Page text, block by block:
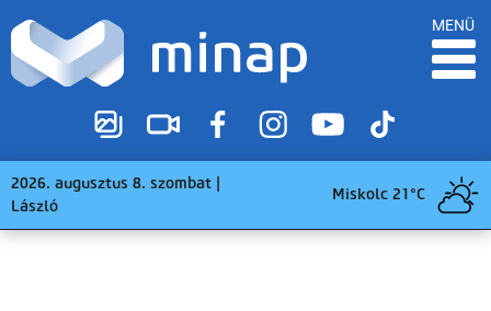
MENÜ
2026. augusztus 8. szombat |
László
Miskolc 21°C